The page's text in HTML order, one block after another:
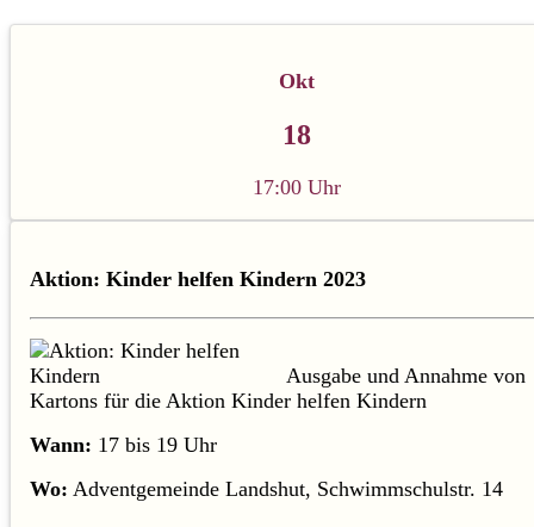
Okt
18
17:00 Uhr
Aktion: Kinder helfen Kindern 2023
Ausgabe und Annahme von
Kartons für die Aktion Kinder helfen Kindern
Wann: 17 bis 19 Uhr
Wo: Adventgemeinde Landshut, Schwimmschulstr. 14